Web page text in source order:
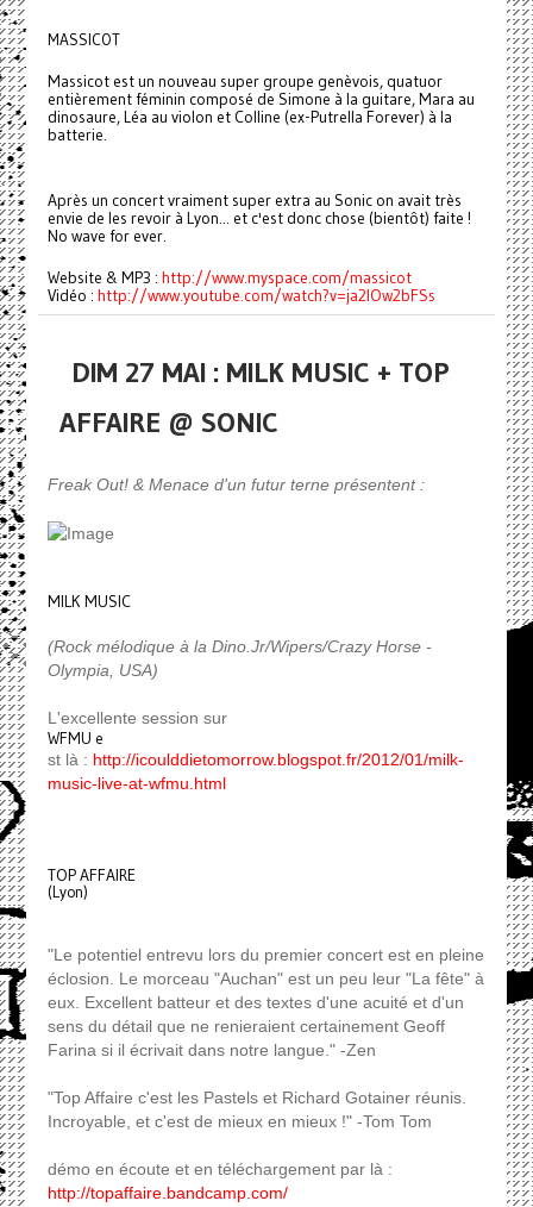
MASSICOT
Massicot est un nouveau super groupe genèvois, quatuor
entièrement féminin composé de Simone à la guitare, Mara au
dinosaure, Léa au violon et Colline (ex-Putrella Forever) à la
batterie.
Après un concert vraiment super extra au Sonic on avait très
envie de les revoir à Lyon... et c'est donc chose (bientôt) faite !
No wave for ever.
Website & MP3 : http://www.myspace.com/massicot
Vidéo : http://www.youtube.com/watch?v=ja2IOw2bFSs
DIM 27 MAI : MILK MUSIC + TOP
AFFAIRE @ SONIC
Freak Out! & Menace d'un futur terne présentent :
MILK MUSIC
(Rock mélodique à la Dino.Jr/Wipers/Crazy Horse -
Olympia, USA)
L'excellente session sur
WFMU e
st là : http://icoulddietomorrow.blogspot.fr/2012/01/milk-
music-live-at-wfmu.html
TOP AFFAIRE
(Lyon)
"Le potentiel entrevu lors du premier concert est en pleine
éclosion. Le morceau "Auchan" est un peu leur "La fête" à
eux. Excellent batteur et des textes d'une acuité et d'un
sens du détail que ne renieraient certainement Geoff
Farina si il écrivait dans notre langue." -Zen
"Top Affaire c'est les Pastels et Richard Gotainer réunis.
Incroyable, et c'est de mieux en mieux !" -Tom Tom
démo en écoute et en téléchargement par là :
http://topaffaire.bandcamp.com/